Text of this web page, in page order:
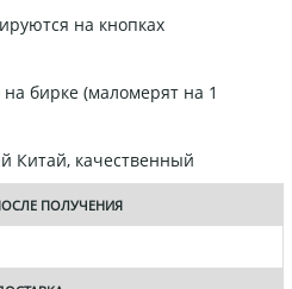
на кнопках
бирке (маломерят на 1
Китай, качественный
ПОЛУЧЕНИЯ